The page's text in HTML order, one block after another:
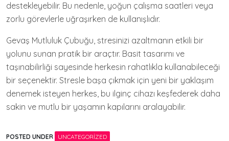
destekleyebilir. Bu nedenle, yoğun çalışma saatleri veya
zorlu görevlerle uğraşırken de kullanışlıdır.
Gevaş Mutluluk Çubuğu, stresinizi azaltmanın etkili bir
yolunu sunan pratik bir araçtır. Basit tasarımı ve
taşınabilirliği sayesinde herkesin rahatlıkla kullanabileceği
bir seçenektir. Stresle başa çıkmak için yeni bir yaklaşım
denemek isteyen herkes, bu ilginç cihazı keşfederek daha
sakin ve mutlu bir yaşamın kapılarını aralayabilir.
POSTED UNDER UNCATEGORIZED